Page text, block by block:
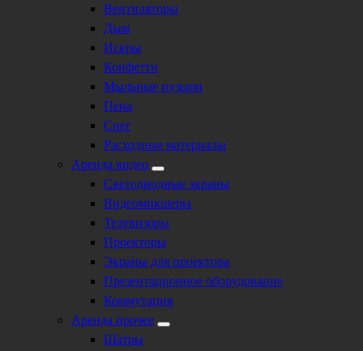
Вентиляторы
Дым
Искры
Конфетти
Мыльные пузыри
Пена
Снег
Расходные материалы
Аренда видео
Светодиодные экраны
Видеомикшеры
Телевизоры
Проекторы
Экраны для проектора
Презентационное оборудование
Коммутация
Аренда прочее
Шатры